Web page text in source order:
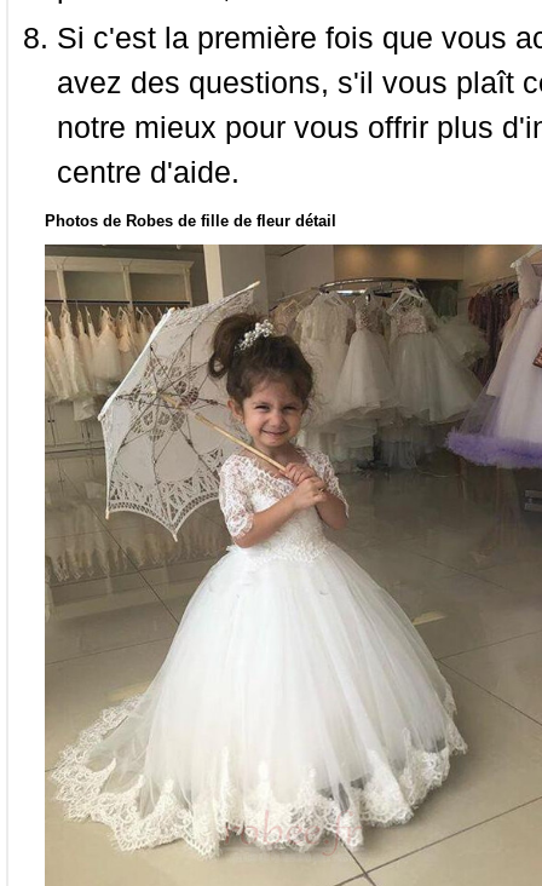
Si c'est la première fois que vous
avez des questions, s'il vous plaît
notre mieux pour vous offrir plus
centre d'aide.
Photos de Robes de fille de fleur détail